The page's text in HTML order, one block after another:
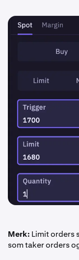
Merk: Limit orders
som taker orders